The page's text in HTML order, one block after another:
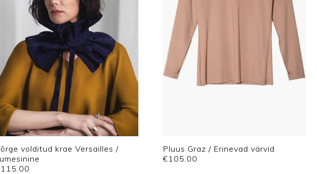
volditud krae Versailles /
115.00
Pluus Graz / Erinevad värvid
€105.00